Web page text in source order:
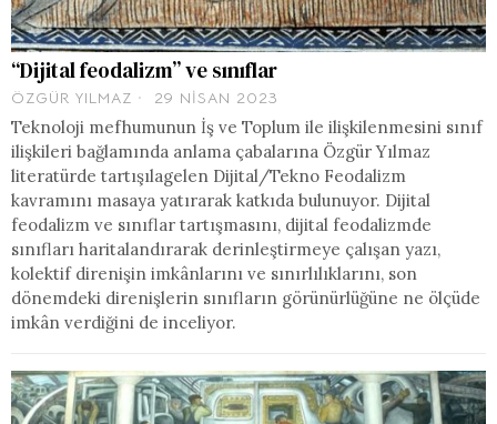
“Dijital feodalizm” ve sınıflar
ÖZGÜR YILMAZ 29 NISAN 2023
Teknoloji mefhumunun İş ve Toplum ile ilişkilenmesini sınıf
ilişkileri bağlamında anlama çabalarına Özgür Yılmaz
literatürde tartışılagelen Dijital/Tekno Feodalizm
kavramını masaya yatırarak katkıda bulunuyor. Dijital
feodalizm ve sınıflar tartışmasını, dijital feodalizmde
sınıfları haritalandırarak derinleştirmeye çalışan yazı,
kolektif direnişin imkânlarını ve sınırlılıklarını, son
dönemdeki direnişlerin sınıfların görünürlüğüne ne ölçüde
imkân verdiğini de inceliyor.